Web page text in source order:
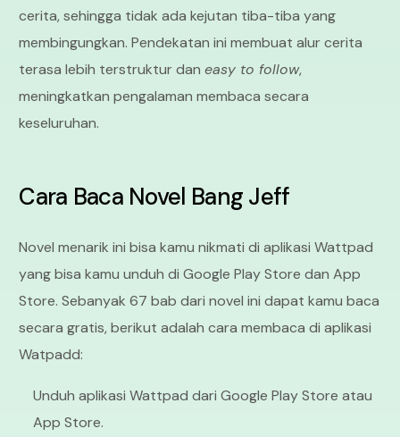
cerita, sehingga tidak ada kejutan tiba-tiba yang
membingungkan. Pendekatan ini membuat alur cerita
terasa lebih terstruktur daneasy to follow,
meningkatkan pengalaman membaca secara
keseluruhan.
Cara Baca Novel Bang Jeff
Novel menarik ini bisa kamu nikmati di aplikasi Wattpad
yang bisa kamu unduh di Google Play Store dan App
Store. Sebanyak 67 bab dari novel ini dapat kamu baca
secara gratis, berikut adalah cara membaca di aplikasi
Watpadd:
Unduh aplikasi Wattpad dari Google Play Store atau
App Store.